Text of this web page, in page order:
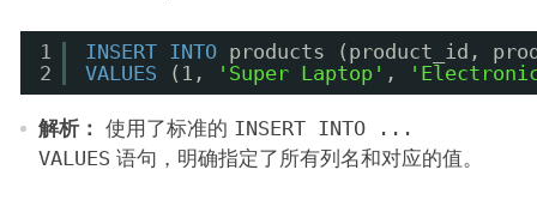
1
2
INSERT INTO products (product_id,
VALUES
(1, 'Super Laptop' ,
解析： 使用了标准的 INSERT INTO ...
VALUES 语句，明确指定了所有列名和对应的值。